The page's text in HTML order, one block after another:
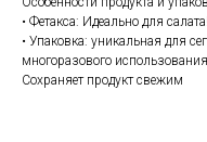
• Фетакса: Идеально для
• Упаковка: уникальная для
многоразового
Сохраняет продукт свежим